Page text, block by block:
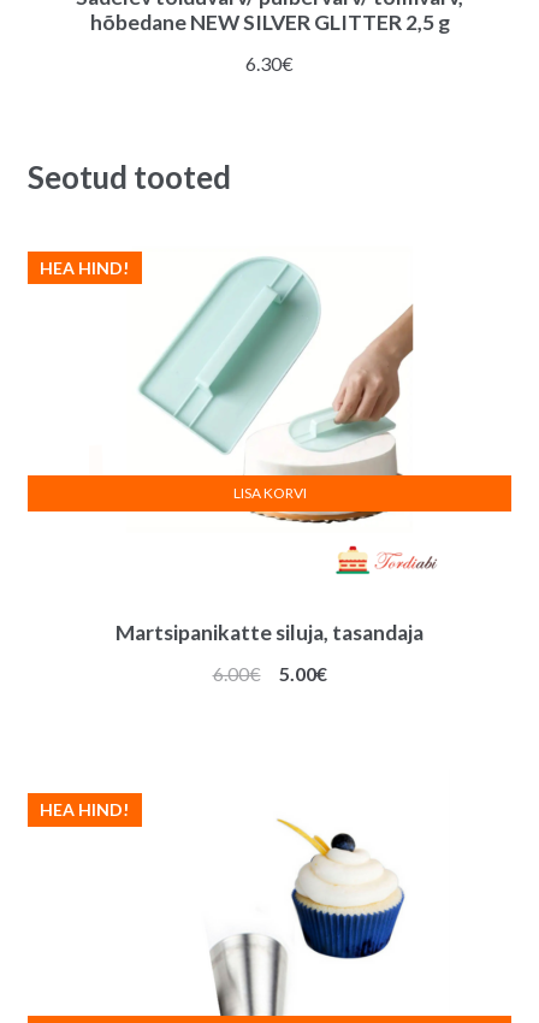
hõbedane NEW SILVER GLITTER 2,5 g
6.30€
Seotud tooted
Martsipanikatte siluja, tasandaja
HEA HIND!
6.00€
Algne
5.00€Praegune
LISA KORVI
HEA HIND!